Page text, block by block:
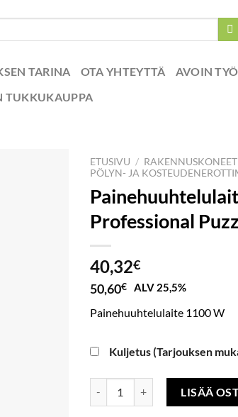
TARINA OTA YHTEYTTÄ
AVOIN
TUKKUKAUPPA
ETUSIVU / RAKENNUSKONEET
PÖLYN- JA
Professional
40,32€
50,60€ ALV 25,5%
Painehuuhtelulaite 1100 W
Kuljetus (Tarjouksen
Painehuuhtelulaite Kärcher
LISÄÄ